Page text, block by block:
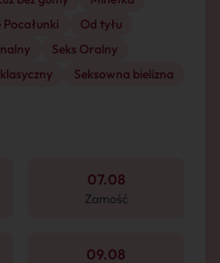
Od tyłu
Seks Oralny
Seksowna bielizna
07.08
Zamość
09.08